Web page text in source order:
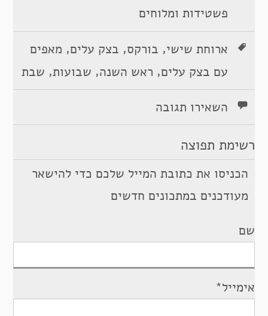
פשטידות ומלוחים
ארוחת שישי, בורקס, בצק עלים, מאפים
עם בצק עלים, ראש השנה, שבועות, שבת
השאירו תגובה
רשימת תפוצה
הכניסו את כתובת המייל שלכם כדי להישאר
מעודכנים במתכונים חדשים
שם
אימייל*